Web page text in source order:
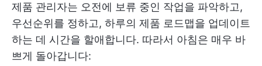
제품 관리자는 오전에 보류 중인 작업을 파악하고,
우선순위를 정하고, 하루의 제품 로드맵을 업데이트
하는 데 시간을 할애합니다. 따라서 아침은 매우 바
쁘게 돌아갑니다: